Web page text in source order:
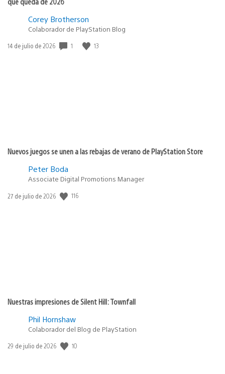
Corey Brotherson
Colaborador de PlayStation Blog
Fecha
14 de julio de 2026 1 13
Nuevos juegos se unen a las rebajas de verano de PlayStation Store
Peter Boda
Associate Digital Promotions Manager
Fecha
27 de julio de 2026 116
Nuestras impresiones de Silent Hill: Townfall
Phil Hornshaw
Colaborador del Blog de PlayStation
Fecha
29 de julio de 2026 10